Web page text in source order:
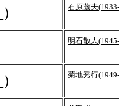
） 石原藤夫
明石散人
） 菊地秀行